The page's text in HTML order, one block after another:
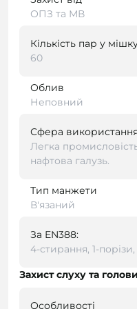
ОПЗ та МВ
Кількість пар у
60
Облив
Неповний
Сфера використання
Легка
нафтова галузь.
Тип манжети
В'язаний
За EN388:
4-стирання, 1-
Захист слуху та голови
Особливості